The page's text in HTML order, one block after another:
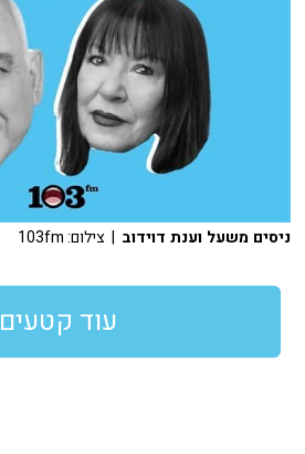
ניסים משעל וענת דוידוב | צילום: 103fm
עוד קטעים